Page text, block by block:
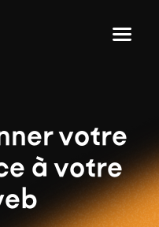
votre
à votre